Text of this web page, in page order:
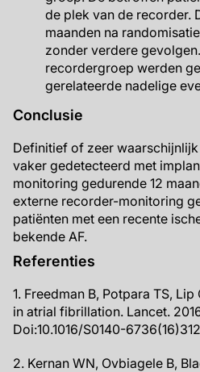
de plek van de recorder.
maanden na
zonder verdere
recordergroep werden
gerelateerde nadelige
Conclusie
Definitief of zeer
vaker gedetecteerd met
monitoring gedurende 12
externe recorder-monitoring
patiënten met een recente
bekende AF.
Referenties
1. Freedman B, Potpara TS,
in atrial fibrillation. Lancet.
Doi:10.1016/S0140-
2. Kernan WN, Ovbiagele B,